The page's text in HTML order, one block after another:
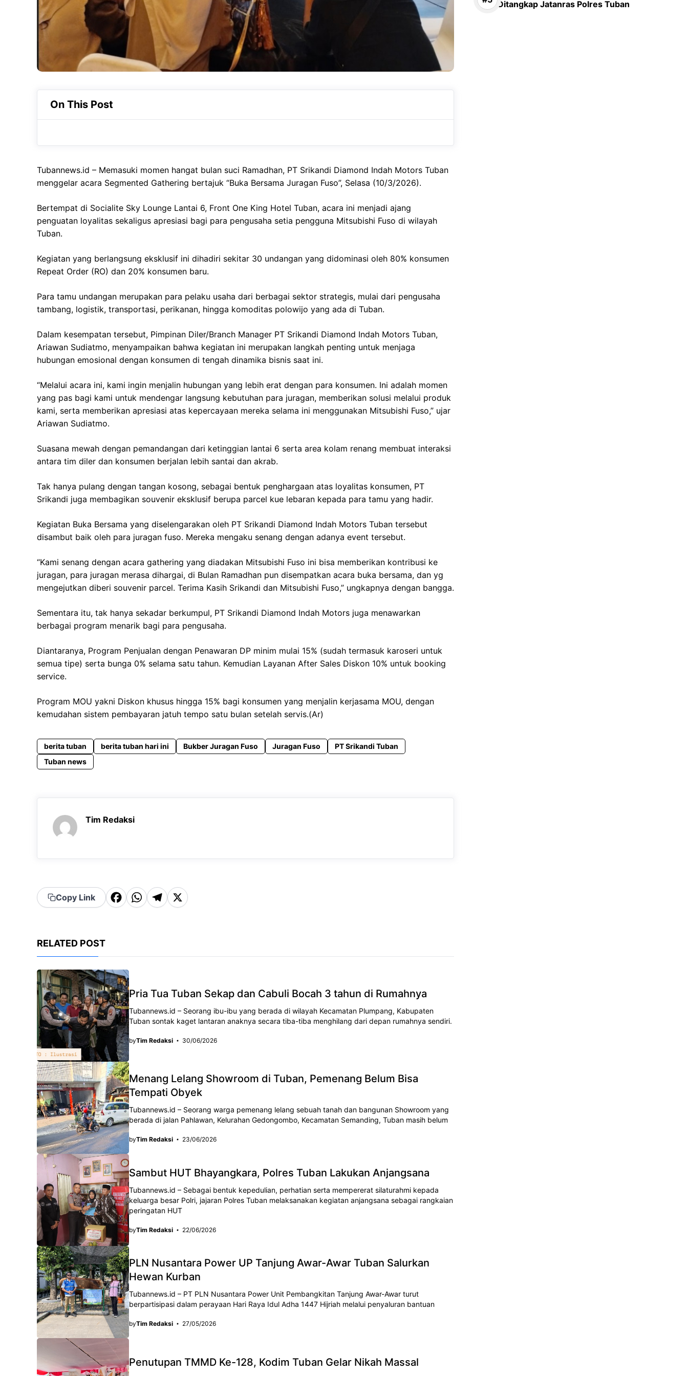
On This Post
Tubannews.id – Memasuki momen hangat bulan suci Ramadhan, PT Srikandi Diamond Indah Motors Tuban
menggelar acara Segmented Gathering bertajuk “Buka Bersama Juragan Fuso”, Selasa (10/3/2026).
Bertempat di Socialite Sky Lounge Lantai 6, Front One King Hotel Tuban, acara ini menjadi ajang
penguatan loyalitas sekaligus apresiasi bagi para pengusaha setia pengguna Mitsubishi Fuso di wilayah
Tuban.
Kegiatan yang berlangsung eksklusif ini dihadiri sekitar 30 undangan yang didominasi oleh 80% konsumen
Repeat Order (RO) dan 20% konsumen baru.
Para tamu undangan merupakan para pelaku usaha dari berbagai sektor strategis, mulai dari pengusaha
tambang, logistik, transportasi, perikanan, hingga komoditas polowijo yang ada di Tuban.
Dalam kesempatan tersebut, Pimpinan Diler/Branch Manager PT Srikandi Diamond Indah Motors Tuban,
Ariawan Sudiatmo, menyampaikan bahwa kegiatan ini merupakan langkah penting untuk menjaga
hubungan emosional dengan konsumen di tengah dinamika bisnis saat ini.
“Melalui acara ini, kami ingin menjalin hubungan yang lebih erat dengan para konsumen. Ini adalah momen
yang pas bagi kami untuk mendengar langsung kebutuhan para juragan, memberikan solusi melalui produk
kami, serta memberikan apresiasi atas kepercayaan mereka selama ini menggunakan Mitsubishi Fuso,” ujar
Ariawan Sudiatmo.
Suasana mewah dengan pemandangan dari ketinggian lantai 6 serta area kolam renang membuat interaksi
antara tim diler dan konsumen berjalan lebih santai dan akrab.
Tak hanya pulang dengan tangan kosong, sebagai bentuk penghargaan atas loyalitas konsumen, PT
Srikandi juga membagikan souvenir eksklusif berupa parcel kue lebaran kepada para tamu yang hadir.
Kegiatan Buka Bersama yang diselengarakan oleh PT Srikandi Diamond Indah Motors Tuban tersebut
disambut baik oleh para juragan fuso. Mereka mengaku senang dengan adanya event tersebut.
“Kami senang dengan acara gathering yang diadakan Mitsubishi Fuso ini bisa memberikan kontribusi ke
juragan, para juragan merasa dihargai, di Bulan Ramadhan pun disempatkan acara buka bersama, dan yg
mengejutkan diberi souvenir parcel. Terima Kasih Srikandi dan Mitsubishi Fuso,” ungkapnya dengan bangga.
Sementara itu, tak hanya sekadar berkumpul, PT Srikandi Diamond Indah Motors juga menawarkan
berbagai program menarik bagi para pengusaha.
Diantaranya, Program Penjualan dengan Penawaran DP minim mulai 15% (sudah termasuk karoseri untuk
semua tipe) serta bunga 0% selama satu tahun. Kemudian Layanan After Sales Diskon 10% untuk booking
service.
Program MOU yakni Diskon khusus hingga 15% bagi konsumen yang menjalin kerjasama MOU, dengan
kemudahan sistem pembayaran jatuh tempo satu bulan setelah servis.(Ar)
berita tuban berita tuban hari ini Bukber Juragan Fuso Juragan Fuso
PT Srikandi Tuban
Tuban news
Tim Redaksi
Copy Link
F
o
o
k
W
p
p
T
m
X
RELATED POST
Pria Tua Tuban Sekap dan Cabuli Bocah 3 tahun di Rumahnya
Tubannews.id – Seorang ibu-ibu yang berada di wilayah Kecamatan Plumpang, Kabupaten
Tuban sontak kaget lantaran anaknya secara tiba-tiba menghilang dari depan rumahnya sendiri.
byTim Redaksi 30/06/2026
Menang Lelang Showroom di Tuban, Pemenang Belum Bisa
Tempati Obyek
Tubannews.id – Seorang warga pemenang lelang sebuah tanah dan bangunan Showroom yang
berada di jalan Pahlawan, Kelurahan Gedongombo, Kecamatan Semanding, Tuban masih belum
byTim Redaksi 23/06/2026
Sambut HUT Bhayangkara, Polres Tuban Lakukan Anjangsana
Tubannews.id – Sebagai bentuk kepedulian, perhatian serta mempererat silaturahmi kepada
keluarga besar Polri, jajaran Polres Tuban melaksanakan kegiatan anjangsana sebagai rangkaian
peringatan HUT
byTim Redaksi 22/06/2026
PLN Nusantara Power UP Tanjung Awar-Awar Tuban Salurkan
Hewan Kurban
Tubannews.id – PT PLN Nusantara Power Unit Pembangkitan Tanjung Awar-Awar turut
berpartisipasi dalam perayaan Hari Raya Idul Adha 1447 Hijriah melalui penyaluran bantuan
byTim Redaksi 27/05/2026
Penutupan TMMD Ke-128, Kodim Tuban Gelar Nikah Massal
Ditangkap Jatanras Polres Tuban